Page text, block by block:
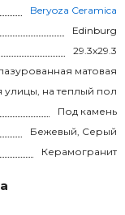
Beryoza Ceramica
Edinburg
29.3x29.3
матовая
на теплый пол
Под камень
Бежевый, Серый
Керамогранит